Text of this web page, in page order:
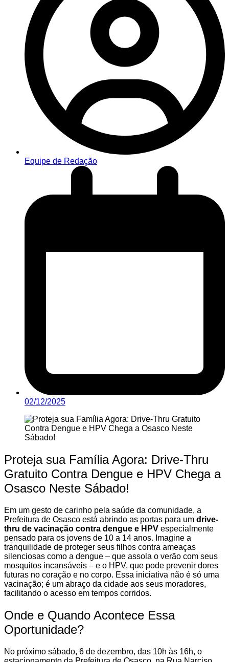
Equipe de Redação
02/12/2025
Proteja sua Família Agora: Drive-Thru
Gratuito Contra Dengue e HPV Chega a
Osasco Neste Sábado!
Em um gesto de carinho pela saúde da comunidade, a
Prefeitura de Osasco está abrindo as portas para um drive-
thru de vacinação contra dengue e HPV especialmente
pensado para os jovens de 10 a 14 anos. Imagine a
tranquilidade de proteger seus filhos contra ameaças
silenciosas como a dengue – que assola o verão com seus
mosquitos incansáveis – e o HPV, que pode prevenir dores
futuras no coração e no corpo. Essa iniciativa não é só uma
vacinação; é um abraço da cidade aos seus moradores,
facilitando o acesso em tempos corridos.
Onde e Quando Acontece Essa
Oportunidade?
No próximo sábado, 6 de dezembro, das 10h às 16h, o